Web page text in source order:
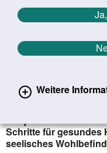
Weitere
Aktuelle Meldungen
Zurück zur Übersicht
Gute
Schritte für gesundes
seelisches